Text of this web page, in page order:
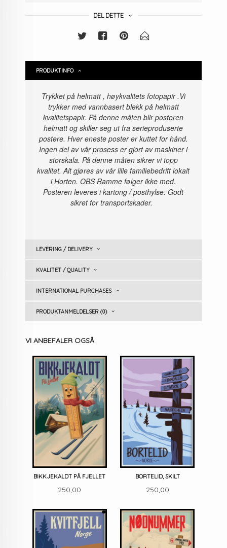
DEL DETTE
PRODUKTINFO
Trykket på helmatt , høykvalitets fotopapir.Vi
trykker med vannbasert blekk på helmatt
kvalitetspapir. På denne måten blir posteren
helmatt og skiller seg ut fra serieproduserte
postere. Hver eneste poster er kuttet for hånd.
Ingen del av vår prosess er gjort av maskiner i
storskala. På denne måten sikrer vi topp
kvalitet. Alt gjøres av vår lille familiebedrift lokalt
i Horten. OBS Ramme følger ikke med.
Posteren leveres i kartong / posthylse. Godt
sikret for transportskader.
LEVERING / DELIVERY
KVALITET / QUALITY
INTERNATIONAL PURCHASES
PRODUKTANMELDELSER (0)
VI ANBEFALER OGSÅ
BIKKJEKALDT PÅ FJELLET
Pris
250,00
BORTELID, SKILT
Pris
250,00